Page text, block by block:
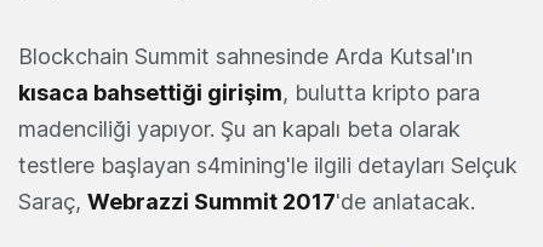
Blockchain Summit sahnesinde Arda Kutsal'ın
kısaca bahsettiği girişim, bulutta kripto para
madenciliği yapıyor. Şu an kapalı beta olarak
testlere başlayan s4mining'le ilgili detayları Selçuk
Saraç, Webrazzi Summit 2017'de anlatacak.